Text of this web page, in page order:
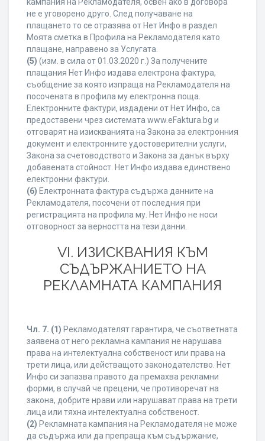
не е уговорено друго. След получаване на
плащането то се отразява от Нет Инфо в раздел
Моята сметка в Профила на Рекламодателя като
плащане, направено за Услугата.
(5) (изм. в сила от 01.03.2020 г.) За получените
плащания Нет Инфо издава електрона фактура,
съобщение за която изпраща на Рекламодателя на
посочената в профила му електронна поща.
Електронните фактури, издадени от Нет Инфо, са
предоставени чрез системата www.eFaktura.bg и
отговарят на изискванията на Закона за електронния
документ и електронните удостоверителни услуги,
Закона за счетоводството и Закона за данък върху
добавената стойност. Нет Инфо издава единствено
електронни фактури.
(6) Електронната фактура съдържа данните на
Рекламодателя, посочени от последния при
регистрацията на профила му. Нет Инфо не носи
отговорност за верността на тези данни.
VI. ИЗИСКВАНИЯ КЪМ
СЪДЪРЖАНИЕТО НА
РЕКЛАМНАТА КАМПАНИЯ
Чл. 7. (1) Рекламодателят гарантира, че съответната
заявена от него рекламна кампания не нарушава
права на интелектуална собственост или права на
трети лица, или действащото законодателство. Нет
Инфо си запазва правото да премахва рекламни
форми, в случай че прецени, че противоречат на
закона, добрите нрави или нарушават права на трети
лица или тяхна интелектуална собственост.
(2) Рекламната кампания на Рекламодателя не може
да съдържа или да препраща към съдържание,